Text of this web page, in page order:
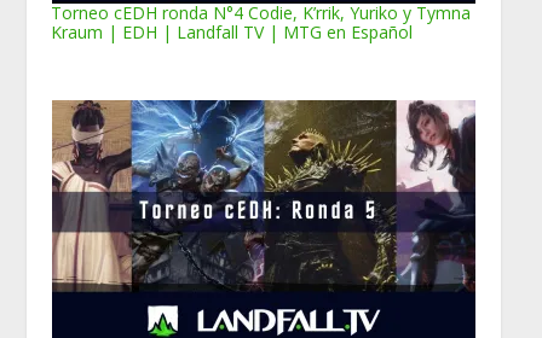
Torneo cEDH ronda N°4 Codie, K’rrik, Yuriko y Tymna
Kraum | EDH | Landfall TV | MTG en Español